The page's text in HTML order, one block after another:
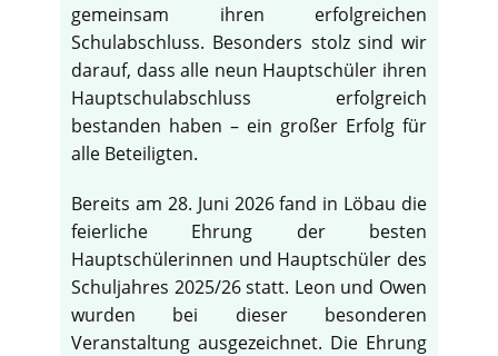
gemeinsam ihren erfolgreichen
Schulabschluss. Besonders stolz sind wir
darauf, dass alle neun Hauptschüler ihren
Hauptschulabschluss erfolgreich
bestanden haben – ein großer Erfolg für
alle Beteiligten.
Bereits am 28. Juni 2026 fand in Löbau die
feierliche Ehrung der besten
Hauptschülerinnen und Hauptschüler des
Schuljahres 2025/26 statt. Leon und Owen
wurden bei dieser besonderen
Veranstaltung ausgezeichnet. Die Ehrung